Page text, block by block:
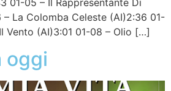
La Colomba Celeste (AI)2:36 01-
Vento (AI)3:01 01-08 – Olio […]
oggi